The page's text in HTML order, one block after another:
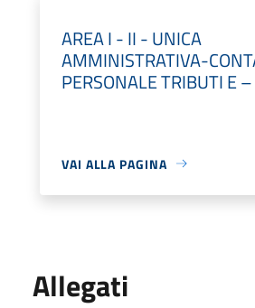
AREA I - II - UNICA
AMMINISTRATIVA-
PERSONALE TRIBUTI E
VAI ALLA PAGINA
Allegati